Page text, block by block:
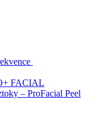
FACIAL
– ProFacial Peel